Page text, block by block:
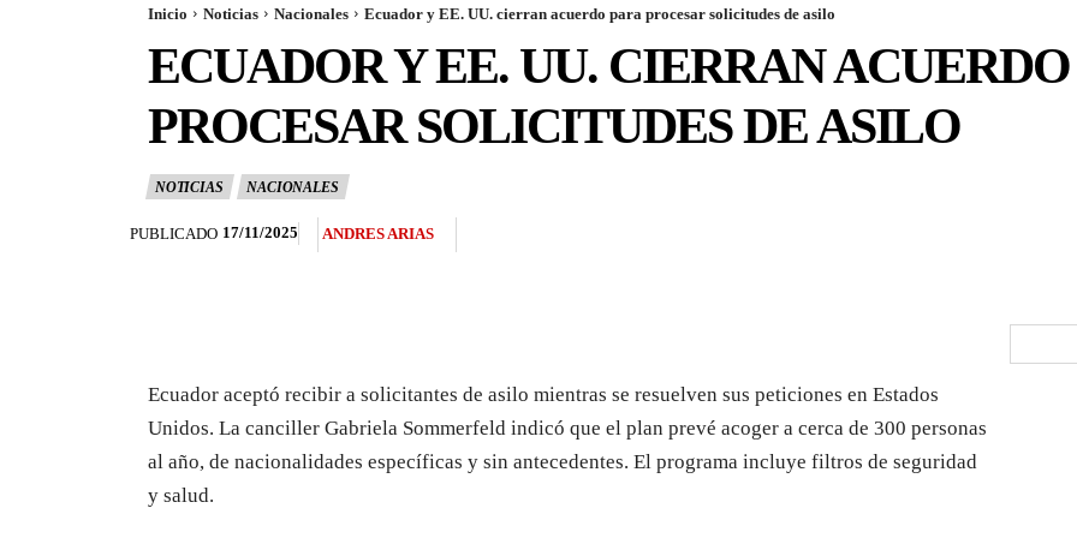
Inicio Noticias Nacionales Ecuador y EE. UU. cierran acuerdo para procesar solicitudes de asilo
ECUADOR Y EE. UU. CIERRAN
PROCESAR SOLICITUDES DE ASILO
NOTICIAS NACIONALES
PUBLICADO 17/11/2025 ANDRES ARIAS
Ecuador aceptó recibir a solicitantes de asilo mientras se resuelven sus peticiones en Estados
Unidos. La canciller Gabriela Sommerfeld indicó que el plan prevé acoger a cerca de 300 personas
al año, de nacionalidades específicas y sin antecedentes. El programa incluye filtros de seguridad
y salud.